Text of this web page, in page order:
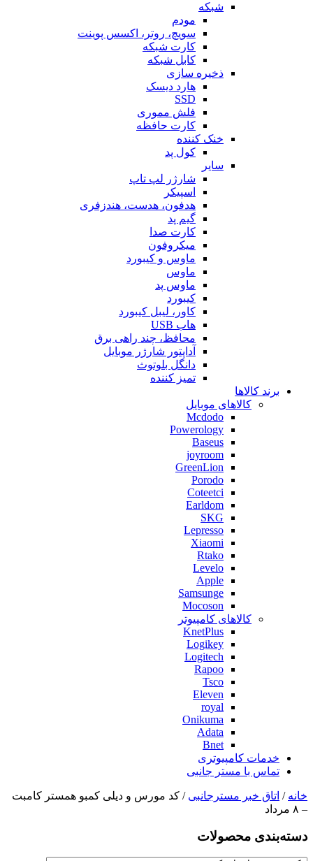
شبکه
مودم
سویچ، روتر، اکسس پوینت
کارت شبکه
کابل شبکه
ذخیره سازی
هارد دیسک
SSD
فلش مموری
کارت حافظه
خنک کننده
کول پد
سایر
شارژر لپ تاپ
اسپیکر
هدفون، هدست، هندزفری
گیم پد
کارت صدا
میکروفون
ماوس و کیبورد
ماوس
ماوس پد
کیبورد
کاور، لیبل کیبورد
هاب USB
محافظ، چند راهی برق
آداپتور شارژر موبایل
دانگل بلوتوث
تمیز کننده
برند کالاها
کالاهای موبایل
Mcdodo
Powerology
Baseus
joyroom
GreenLion
Porodo
Coteetci
Earldom
SKG
Lepresso
Xiaomi
Rtako
Levelo
Apple
Samsunge
Mocoson
کالاهای کامپیوتر
KnetPlus
Logikey
Logitech
Rapoo
Tsco
Eleven
royal
Onikuma
Adata
Bnet
خدمات کامپیوتری
تماس با مستر جانبی
خانه / اتاق خبر مسترجانبی / کد مورس و دیلی کمبو همستر کامبت
– ۸ مرداد
دسته‌بندی‌ محصولات